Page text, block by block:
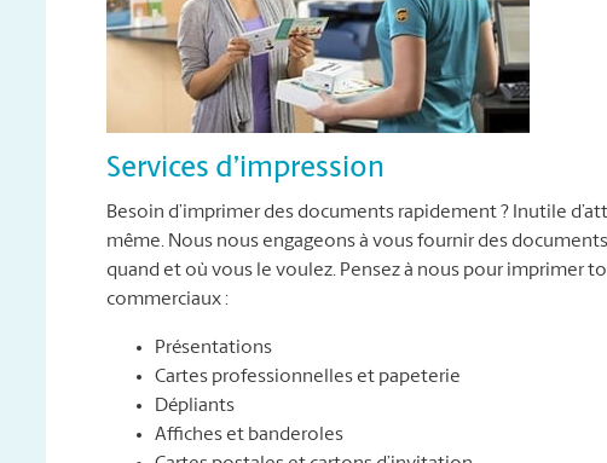
Services d’impression
Besoin d’imprimer des documents rapidement ? Inutile
même. Nous nous engageons à vous fournir des
quand et où vous le voulez. Pensez à nous pour imprimer
commerciaux :
Présentations
Cartes professionnelles et papeterie
Dépliants
Affiches et banderoles